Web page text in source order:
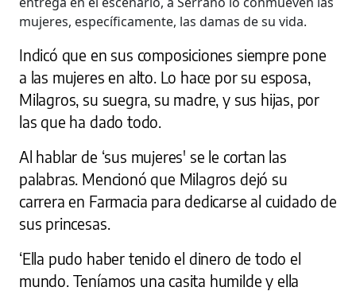
mujeres, específicamente, las damas de su vida.
Indicó que en sus composiciones siempre pone
a las mujeres en alto. Lo hace por su esposa,
Milagros, su suegra, su madre, y sus hijas, por
las que ha dado todo.
Al hablar de ‘sus mujeres' se le cortan las
palabras. Mencionó que Milagros dejó su
carrera en Farmacia para dedicarse al cuidado de
sus princesas.
‘Ella pudo haber tenido el dinero de todo el
mundo. Teníamos una casita humilde y ella